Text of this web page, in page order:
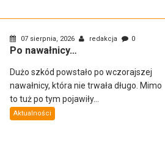
07 sierpnia, 2026 redakcja 0
Po nawałnicy…
Dużo szkód powstało po wczorajszej
nawałnicy, która nie trwała długo. Mimo
to tuż po tym pojawiły...
Aktualności